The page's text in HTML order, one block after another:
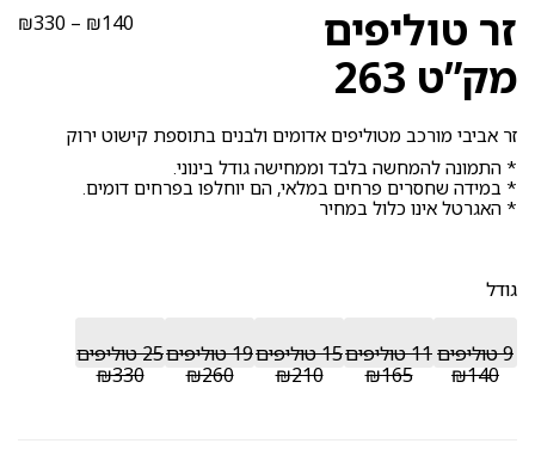
זר טוליפים
מק”ט 263
₪140
–
₪330
זר אביבי מורכב מטוליפים אדומים ולבנים בתוספת קישוט ירוק
* התמונה להמחשה בלבד וממחישה גודל בינוני.
* במידה שחסרים פרחים במלאי, הם יוחלפו בפרחים דומים.
* האגרטל אינו כלול במחיר
גודל
9 טוליפים
₪140
11 טוליפים
₪165
15 טוליפים
₪210
19 טוליפים
₪260
25 טוליפים
₪330